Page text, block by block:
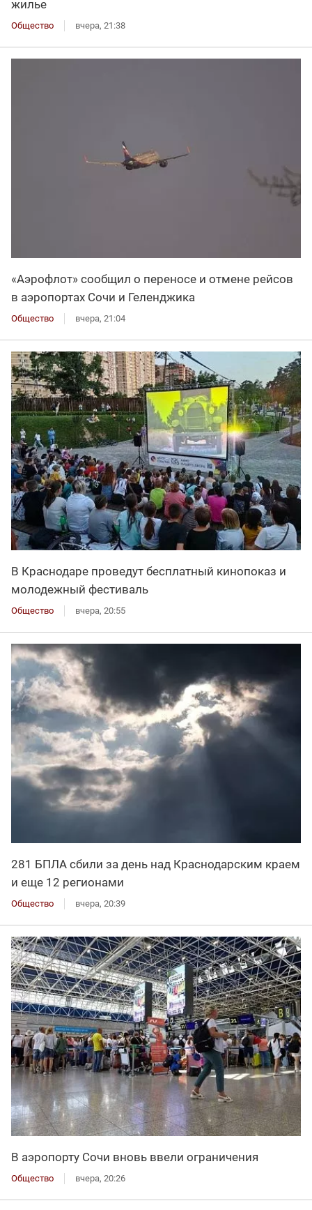
жилье
Общество вчера, 21:38
«Аэрофлот» сообщил о переносе и отмене рейсов
в аэропортах Сочи и Геленджика
Общество вчера, 21:04
В Краснодаре проведут бесплатный кинопоказ и
молодежный фестиваль
Общество вчера, 20:55
281 БПЛА сбили за день над Краснодарским краем
и еще 12 регионами
Общество вчера, 20:39
В аэропорту Сочи вновь ввели ограничения
Общество вчера, 20:26